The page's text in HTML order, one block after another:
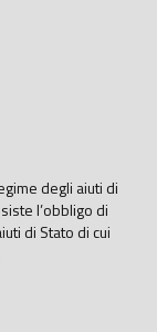
degli aiuti di
l’obbligo di
di Stato di cui